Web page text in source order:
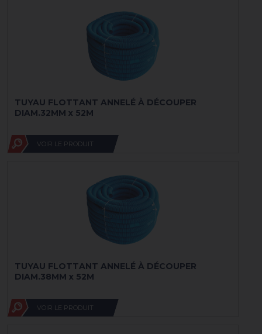
TUYAU FLOTTANT ANNELÉ À DÉCOUPER
DIAM.32MM x 52M
VOIR LE PRODUIT
TUYAU FLOTTANT ANNELÉ À DÉCOUPER
DIAM.38MM x 52M
VOIR LE PRODUIT